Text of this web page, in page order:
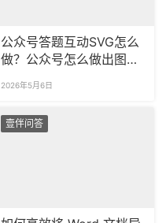
公众号答题互动SVG怎么
做？公众号怎么做出图片
2026年5月6日
壹伴问答